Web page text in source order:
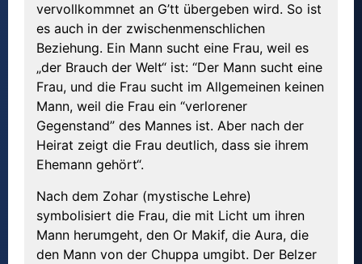
vervollkommnet an G’tt übergeben wird. So ist
es auch in der zwischenmenschlichen
Beziehung. Ein Mann sucht eine Frau, weil es
„der Brauch der Welt“ ist: “Der Mann sucht eine
Frau, und die Frau sucht im Allgemeinen keinen
Mann, weil die Frau ein “verlorener
Gegenstand” des Mannes ist. Aber nach der
Heirat zeigt die Frau deutlich, dass sie ihrem
Ehemann gehört“.
Nach dem Zohar (mystische Lehre)
symbolisiert die Frau, die mit Licht um ihren
Mann herumgeht, den Or Makif, die Aura, die
den Mann von der Chuppa umgibt. Der Belzer